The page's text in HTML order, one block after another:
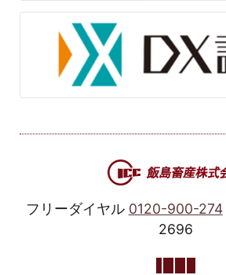
フリーダイヤル 0120-900-274
2696